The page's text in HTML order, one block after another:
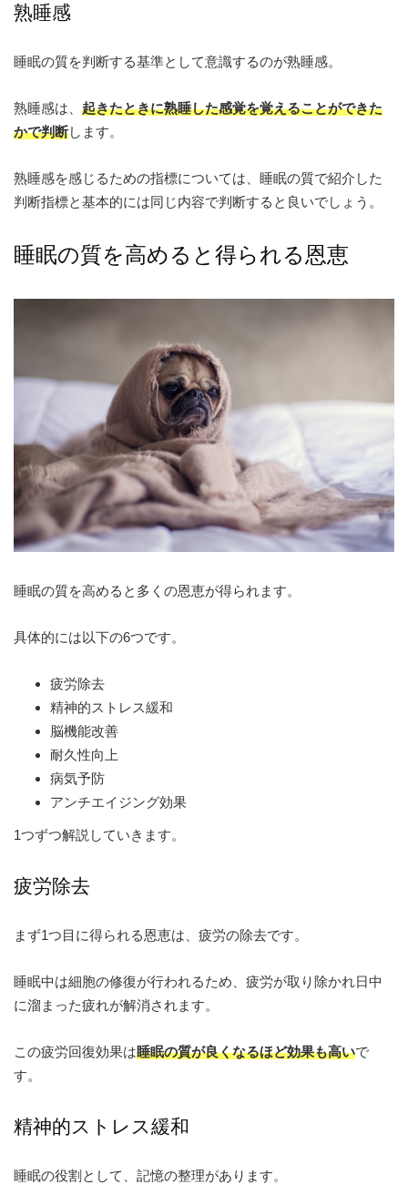
熟睡感
睡眠の質を判断する基準として意識するのが熟睡感。
熟睡感は、 起きたときに熟睡した感覚を覚えることができた
かで判断します。
熟睡感を感じるための指標については、睡眠の質で紹介した
判断指標と基本的には同じ内容で判断すると良いでしょう。
睡眠の質を高めると得られる恩恵
睡眠の質を高めると多くの恩恵が得られます。
具体的には以下の6つです。
疲労除去
精神的ストレス緩和
脳機能改善
耐久性向上
病気予防
アンチエイジング効果
1つずつ解説していきます。
疲労除去
まず1つ目に得られる恩恵は、疲労の除去です。
睡眠中は細胞の修復が行われるため、疲労が取り除かれ日中
に溜まった疲れが解消されます。
この疲労回復効果は睡眠の質が良くなるほど効果も高いで
す。
精神的ストレス緩和
睡眠の役割として、記憶の整理があります。